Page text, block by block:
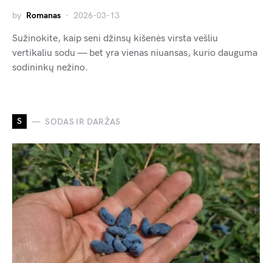
by Romanas 2026-03-13
Sužinokite, kaip seni džinsų kišenės virsta vešliu
vertikaliu sodu — bet yra vienas niuansas, kurio dauguma
sodininkų nežino.
S SODAS IR DARŽAS